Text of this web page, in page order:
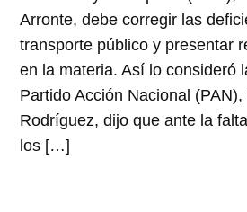
Arronte, debe corregir las
transporte público y presentar
en la materia. Así lo consideró
Partido Acción Nacional
Rodríguez, dijo que ante la
los […]